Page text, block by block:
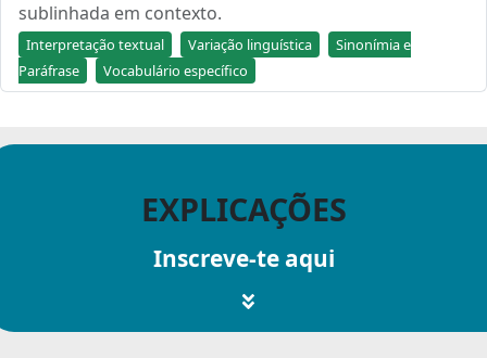
sublinhada em contexto.
Interpretação textual Variação linguística
Sinonímia e
Paráfrase
Vocabulário específico
EXPLICAÇÕES
Inscreve-te aqui